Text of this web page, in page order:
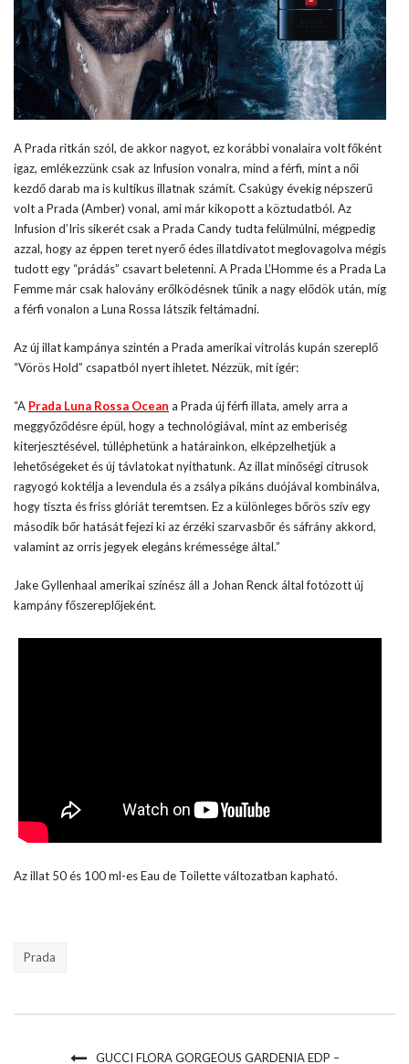
A Prada ritkán szól, de akkor nagyot, ez korábbi vonalaira volt főként
igaz, emlékezzünk csak az Infusion vonalra, mind a férfi, mint a női
kezdő darab ma is kultikus illatnak számít. Csakúgy évekig népszerű
volt a Prada (Amber) vonal, ami már kikopott a köztudatból. Az
Infusion d’Iris sikerét csak a Prada Candy tudta felülmúlni, mégpedig
azzal, hogy az éppen teret nyerő édes illatdivatot meglovagolva mégis
tudott egy “prádás” csavart beletenni. A Prada L’Homme és a Prada La
Femme már csak halovány erőlködésnek tűnik a nagy elődök után, míg
a férfi vonalon a Luna Rossa látszik feltámadni.
Az új illat kampánya szintén a Prada amerikai vitrolás kupán szereplő
“Vörös Hold” csapatból nyert ihletet. Nézzük, mit ígér:
“A Prada Luna Rossa Ocean a Prada új férfi illata, amely arra a
meggyőződésre épül, hogy a technológiával, mint az emberiség
kiterjesztésével, túlléphetünk a határainkon, elképzelhetjük a
lehetőségeket és új távlatokat nyithatunk. Az illat minőségi citrusok
ragyogó koktélja a levendula és a zsálya pikáns duójával kombinálva,
hogy tiszta és friss glóriát teremtsen. Ez a különleges bőrös szív egy
második bőr hatását fejezi ki az érzéki szarvasbőr és sáfrány akkord,
valamint az orris jegyek elegáns krémessége által.”
Jake Gyllenhaal amerikai színész áll a Johan Renck által fotózott új
kampány főszereplőjeként.
Az illat 50 és 100 ml-es Eau de Toilette változatban kapható.
Prada
GUCCI FLORA GORGEOUS GARDENIA EDP –